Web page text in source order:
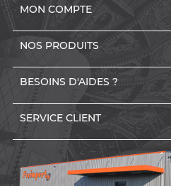
MON COMPTE
NOS PRODUITS
BESOINS D'AIDES ?
SERVICE CLIENT